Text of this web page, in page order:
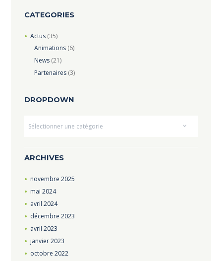
CATEGORIES
Actus(35)
Animations (6)
News (21)
Partenaires (3)
DROPDOWN
ARCHIVES
novembre 2025
mai 2024
avril 2024
décembre 2023
avril 2023
janvier2023
octobre 2022